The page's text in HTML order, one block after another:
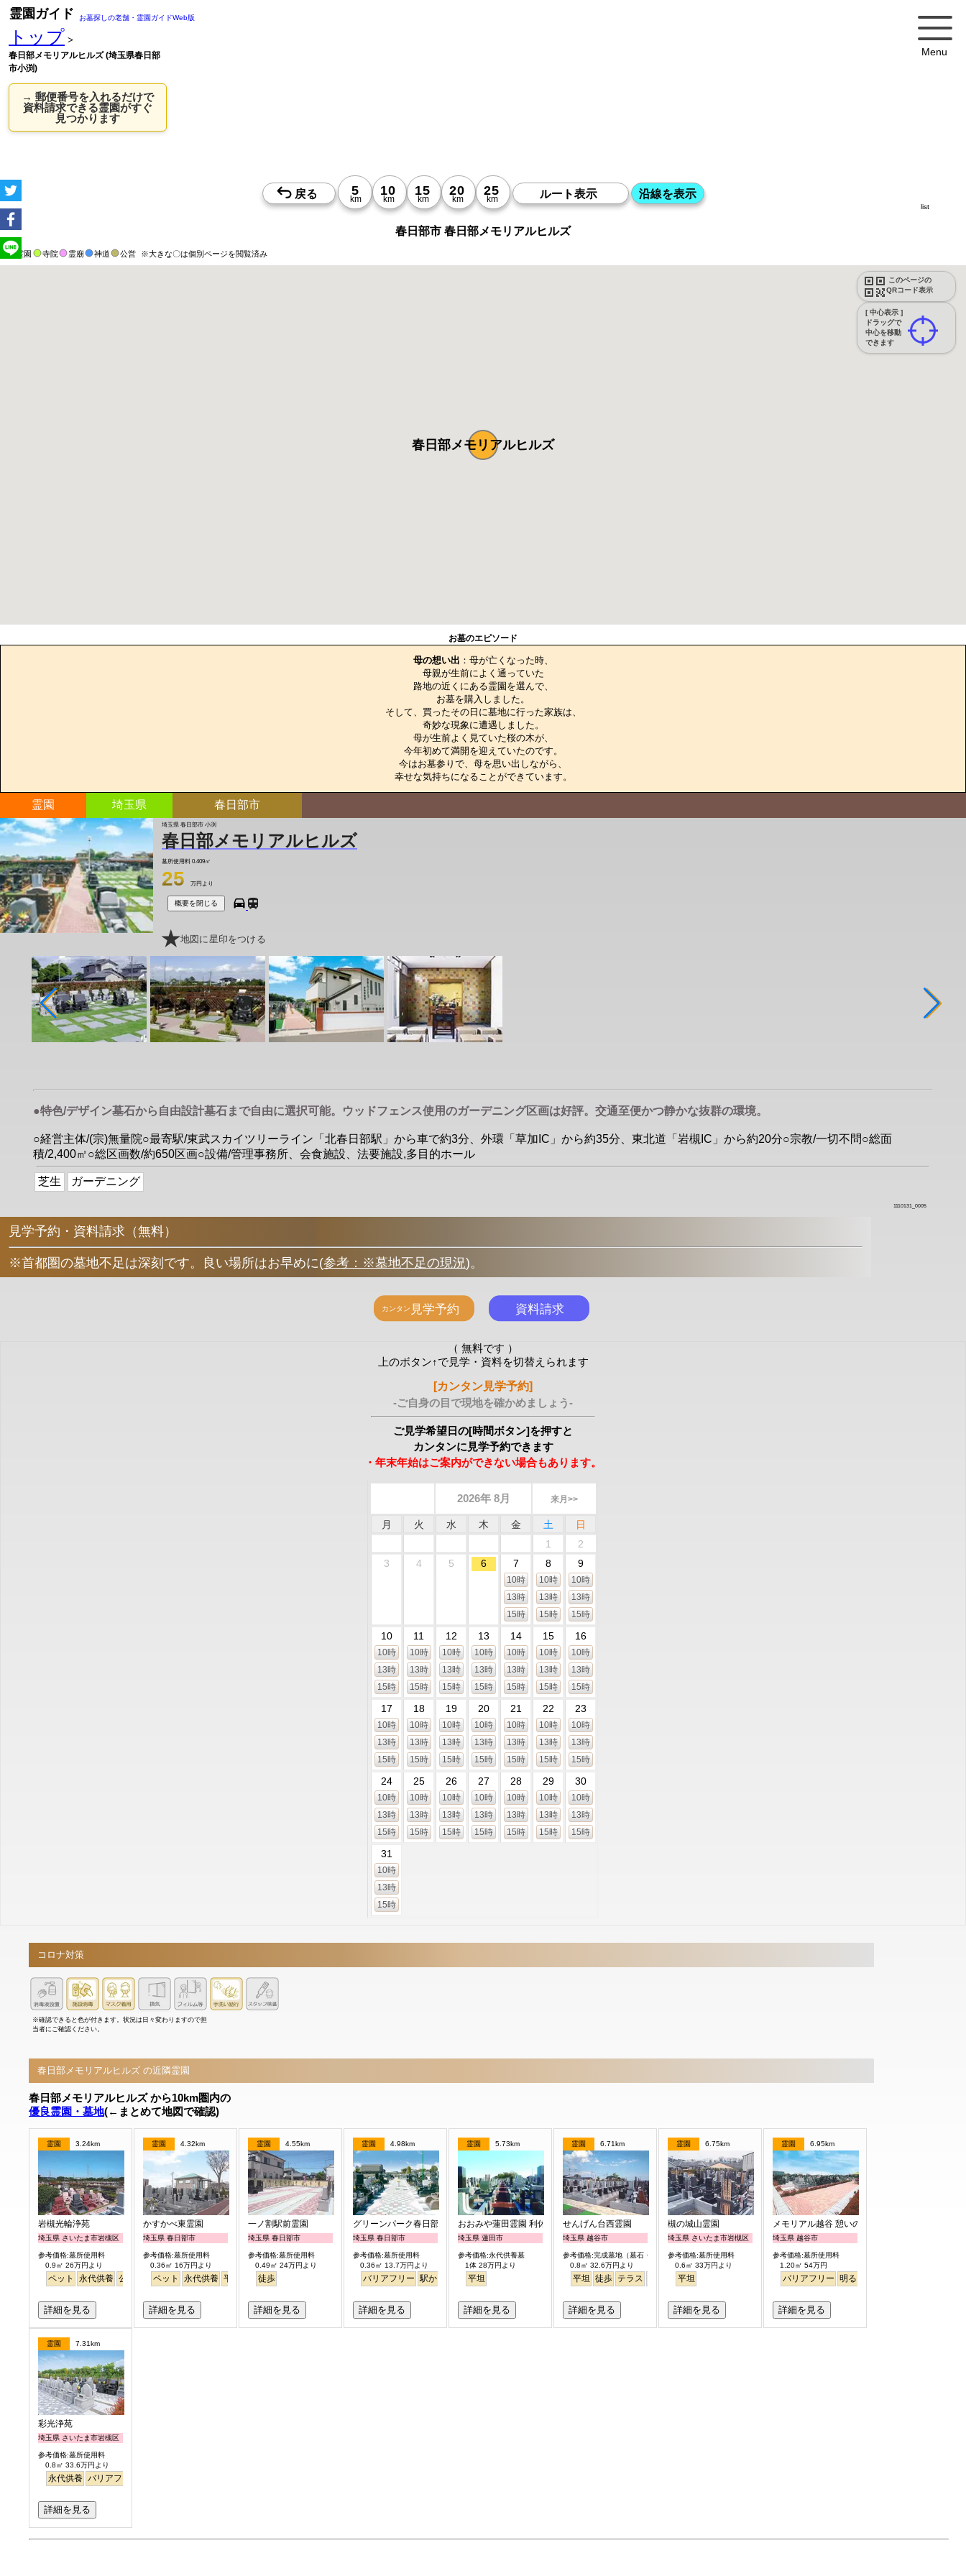
Menu
霊園ガイド お墓探しの老舗・霊園ガイドWeb版
トップ >
春日部メモリアルヒルズ (埼玉県春日部
市小渕)
→ 郵便番号を入れるだけで
資料請求できる霊園がすぐ
見つかります
春日部市 春日部メモリアルヒルズ
霊園 寺院 霊廟 神道 公営 ※大きな〇は個別ページを閲覧済み
このページの
QRコード表示
[ 中心表示 ]
ドラッグで
中心を移動
できます
list
春日部メモリアルヒルズ
お墓のエピソード
母の想い出 ：母が亡くなった時、
母親が生前によく通っていた
路地の近くにある霊園を選んで、
お墓を購入しました。
そして、買ったその日に墓地に行った家族は、
奇妙な現象に遭遇しました。
母が生前よく見ていた桜の木が、
今年初めて満開を迎えていたのです。
今はお墓参りで、母を思い出しながら、
幸せな気持ちになることができています。
霊園 埼玉県 春日部市
埼玉県 春日部市 小渕
春日部メモリアルヒルズ
墓所使用料 0.409㎡
25 万円より
概要を閉じる
地図に星印をつける
●特色/デザイン墓石から自由設計墓石まで自由に選択可能。ウッドフェンス使用のガーデニング区画は好評。交通至便かつ静かな抜群の環境。
○経営主体/(宗)無量院○最寄駅/東武スカイツリーライン「北春日部駅」から車で約3分、外環「草加IC」から約35分、東北道「岩槻IC」から約20分○宗教/一切不問○総面
積/2,400㎡○総区画数/約650区画○設備/管理事務所、会食施設、法要施設,多目的ホール
芝生 ガーデニング
1110131_0005
見学予約・資料請求（無料）
※首都圏の墓地不足は深刻です。良い場所はお早めに(参考：※墓地不足の現況)。
（ 無料です ）
上のボタン↑で見学・資料を切替えられます
[カンタン見学予約]
-ご自身の目で現地を確かめましょう-
ご見学希望日の[時間ボタン]を押すと
カンタンに見学予約できます
・年末年始はご案内ができない場合もあります。
2026年 8月 来月>>
月 火 水 木 金 土
日
1
2
3
4 5 6 7
10時
13時
15時
8
10時
13時
15時
9
10時
13時
15時
10
10時
13時
15時
11
10時
13時
15時
12
10時
13時
15時
13
10時
13時
15時
14
10時
13時
15時
15
10時
13時
15時
16
10時
13時
15時
17
10時
13時
15時
18
10時
13時
15時
19
10時
13時
15時
20
10時
13時
15時
21
10時
13時
15時
22
10時
13時
15時
23
10時
13時
15時
24
10時
13時
15時
25
10時
13時
15時
26
10時
13時
15時
27
10時
13時
15時
28
10時
13時
15時
29
10時
13時
15時
30
10時
13時
15時
31
10時
13時
15時
コロナ対策
※確認できると色が付きます。状況は日々変わりますので担
当者にご確認ください。
春日部メモリアルヒルズ の近隣霊園
春日部メモリアルヒルズ から10km圏内の
優良霊園・墓地(←まとめて地図で確認)
霊園 3.24km
岩槻光輪浄苑
埼玉県 さいたま市岩槻区
参考価格:墓所使用料
0.9㎡ 26万円より
ペット 永代供養 公園墓地 芝生 見晴らし・眺望 平坦
詳細を見る
霊園 4.32km
かすかべ東霊園
埼玉県 春日部市
参考価格:墓所使用料
0.36㎡ 16万円より
ペット 永代供養 平坦 徒歩 芝桜
詳細を見る
霊園 4.55km
一ノ割駅前霊園
埼玉県 春日部市
参考価格:墓所使用料
0.49㎡ 24万円より
徒歩
詳細を見る
霊園 4.98km
グリーンパーク春日部浄園
埼玉県 春日部市
参考価格:墓所使用料
0.36㎡ 13.7万円より
バリアフリー 駅から徒歩 ペット
詳細を見る
霊園 5.73km
おおみや蓮田霊園 利休メモリアルパーク
埼玉県 蓮田市
参考価格:永代供養墓
1体 28万円より
平坦
詳細を見る
霊園 6.71km
せんげん台西霊園
埼玉県 越谷市
参考価格:完成墓地（墓石・外柵付）
0.8㎡ 32.6万円より
平坦 徒歩 テラス 永代供養
詳細を見る
霊園 6.75km
槻の城山霊園
埼玉県 さいたま市岩槻区
参考価格:墓所使用料
0.6㎡ 33万円より
平坦
詳細を見る
霊園 6.95km
メモリアル越谷 憩いの郷
埼玉県 越谷市
参考価格:墓所使用料
1.20㎡ 54万円
バリアフリー 明るい
詳細を見る
霊園 7.31km
彩光浄苑
埼玉県 さいたま市岩槻区
参考価格:墓所使用料
0.8㎡ 33.6万円より
永代供養 バリアフリー
詳細を見る